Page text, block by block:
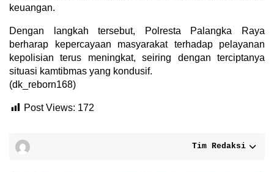
keuangan.
Dengan langkah tersebut, Polresta Palangka Raya
berharap kepercayaan masyarakat terhadap pelayanan
kepolisian terus meningkat, seiring dengan terciptanya
situasi kamtibmas yang kondusif.
(dk_reborn168)
Post Views: 172
Tim Redaksi